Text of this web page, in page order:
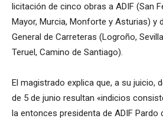
licitación de cinco obras a ADIF (San
Mayor, Murcia, Monforte y Asturias) y
General de Carreteras (Logroño,
Teruel, Camino de Santiago).
El magistrado explica que, a su juicio,
de 5 de junio resultan «indicios
la entonces presidenta de ADIF Pardo